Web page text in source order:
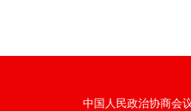
中国人民政治协商会